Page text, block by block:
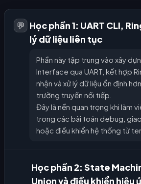
💬
Học phần 1: UART CLI,
lý dữ liệu liên tục
Phần này tập trung vào xây
Interface qua UART, kết hợp
nhận và xử lý dữ liệu ổn định
trường truyền nối tiếp.
Đây là nền quan trọng khi làm
trong các bài toán debug,
hoặc điều khiển hệ thống từ
Học phần 2: State
Union và điều khiển hiệu